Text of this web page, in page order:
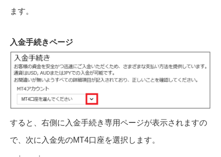
ます。
入金手続きページ
すると、右側に入金手続き専用ページが表示されますの
で、次に入金先のMT4口座を選択します。